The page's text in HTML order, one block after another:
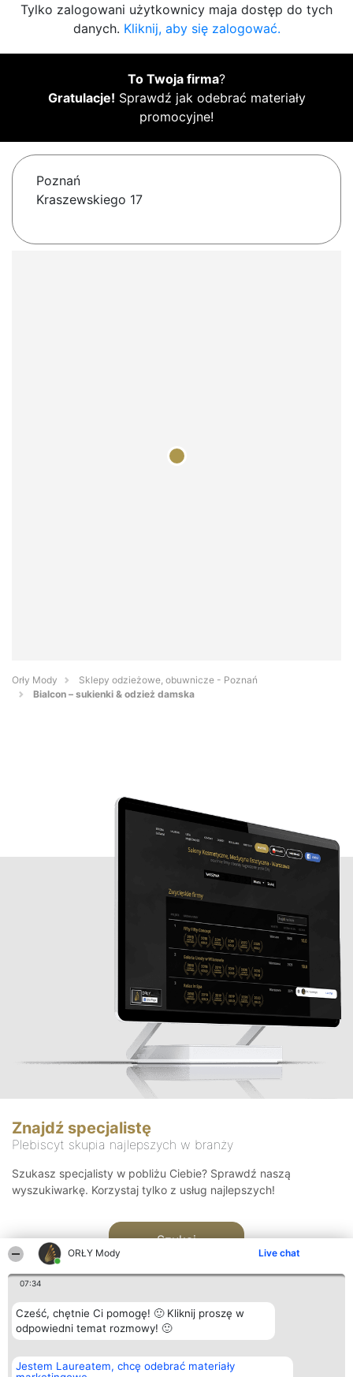
ORŁY Mody Live chat
07:34
Cześć, chętnie Ci pomogę! 🙂 Kliknij proszę w
odpowiedni temat rozmowy! 🙂
Jestem Laureatem, chcę odebrać materiały
Tylko zalogowani użytkownicy maja dostęp do tych
danych. Kliknij, aby się zalogować.
To Twoja firma?
Gratulacje! Sprawdź jak odebrać materiały
promocyjne!
Poznań
Kraszewskiego 17
Orły Mody
Sklepy odzieżowe, obuwnicze - Poznań
Bialcon – sukienki & odzież damska
Znajdź specjalistę
Plebiscyt skupia najlepszych w branży
Szukasz specjalisty w pobliżu Ciebie? Sprawdź naszą
wyszukiwarkę. Korzystaj tylko z usług najlepszych!
Szukaj
Organizator plebiscytu
Bright Side Solutions sp. z o.
Plebiscyt
Laureaci
Kontakt
Kontakt